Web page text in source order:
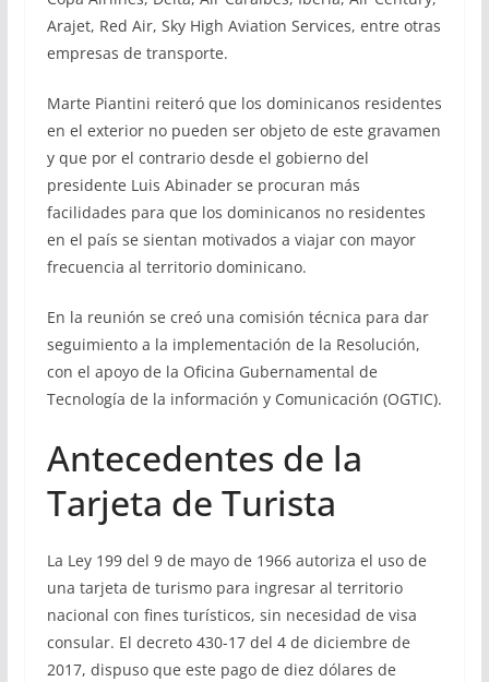
Arajet, Red Air, Sky High Aviation Services, entre otras
empresas de transporte.
Marte Piantini reiteró que los dominicanos residentes
en el exterior no pueden ser objeto de este gravamen
y que por el contrario desde el gobierno del
presidente Luis Abinader se procuran más
facilidades para que los dominicanos no residentes
en el país se sientan motivados a viajar con mayor
frecuencia al territorio dominicano.
En la reunión se creó una comisión técnica para dar
seguimiento a la implementación de la Resolución,
con el apoyo de la Oficina Gubernamental de
Tecnología de la información y Comunicación (OGTIC).
Antecedentes de la
Tarjeta de Turista
La Ley 199 del 9 de mayo de 1966 autoriza el uso de
una tarjeta de turismo para ingresar al territorio
nacional con fines turísticos, sin necesidad de visa
consular. El decreto 430-17 del 4 de diciembre de
2017, dispuso que este pago de diez dólares de